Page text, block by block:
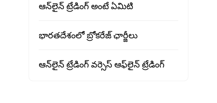
ఆన్‌లైన్ ట్రేడింగ్ అంటే ఏమిటి
భారతదేశంలో బ్రోకరేజ్ ఛార్జీలు
ఆన్‌లైన్ ట్రేడింగ్ వర్సెస్ ఆఫ్‌లైన్ ట్రేడింగ్